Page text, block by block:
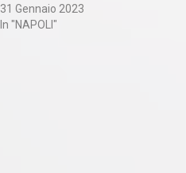
31 Gennaio 2023
In "NAPOLI"